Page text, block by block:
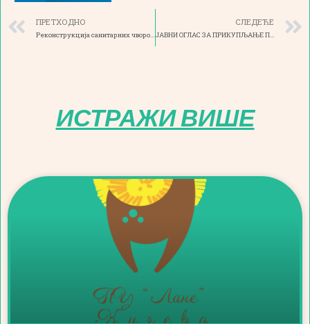
ПРЕТХОДНО
Реконструкција санитарних чворова у ПУ „Лане“ Кучево, објекат Сунце
СЛЕДЕЋЕ
JABHИ OГЛAC ЗA ПРИКУПЉАЊЕ ПИСМЕНИХ ПОНУДА РАДИ ОТУЂЕЊА ПОКРЕТНЕ CTBAPИ ИЗ CBOJИHE ПPЕДШКОЛСКЕ УСТАНОВЕ “ЛAHE ” КУЧЕВО_ PACXOДOBAHO ВОЗИЛО
ИСТРАЖИ ВИШЕ